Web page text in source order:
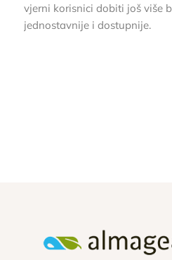
vjerni korisnici dobiti još više
jednostavnije i dostupnije.